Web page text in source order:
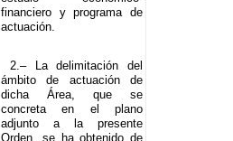
financiero y programa de
actuación.
2.– La delimitación del
ámbito de actuación de
dicha Área, que se
concreta en el plano
adjunto a la presente
Orden, se ha obtenido de